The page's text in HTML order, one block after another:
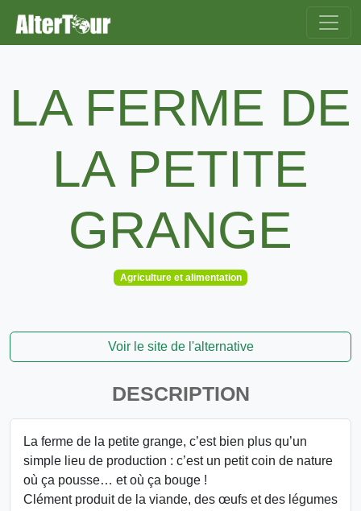
LA FERME DE
LA PETITE
GRANGE
Agriculture et alimentation
Voir le site de l'alternative
DESCRIPTION
La ferme de la petite grange, c’est bien plus qu’un
simple lieu de production : c’est un petit coin de nature
où ça pousse… et où ça bouge !
Clément produit de la viande, des œufs et des légumes